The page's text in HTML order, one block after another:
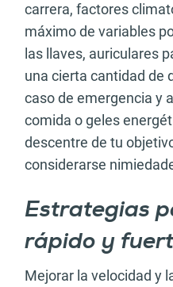
carrera, factores
máximo de variables
las llaves, auriculares
una cierta cantidad de
caso de emergencia y
comida o geles
descentre de tu
considerarse
Estrategias
rápido y
Mejorar la velocidad y